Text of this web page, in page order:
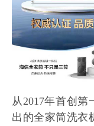
从2017年首创第
出的全家筒洗衣